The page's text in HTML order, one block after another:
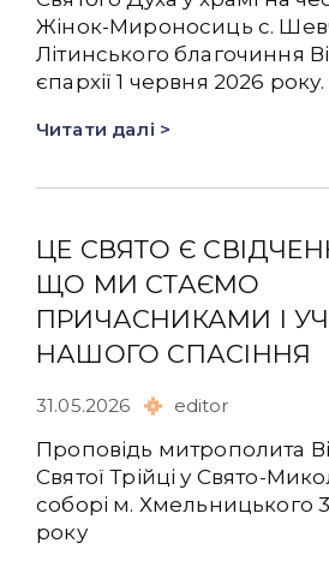
Жінок-Мироносиць с.
Літинського благочиння
єпархії 1 червня 2026 року.
Читати далі >
ЦЕ СВЯТО Є
ЩО МИ СТАЄМО
ПРИЧАСНИКАМИ І
НАШОГО СПАСІННЯ
31.05.2026 editor
Проповідь митрополита
Святої Трійці у Свято-
соборі м. Хмельницького
року